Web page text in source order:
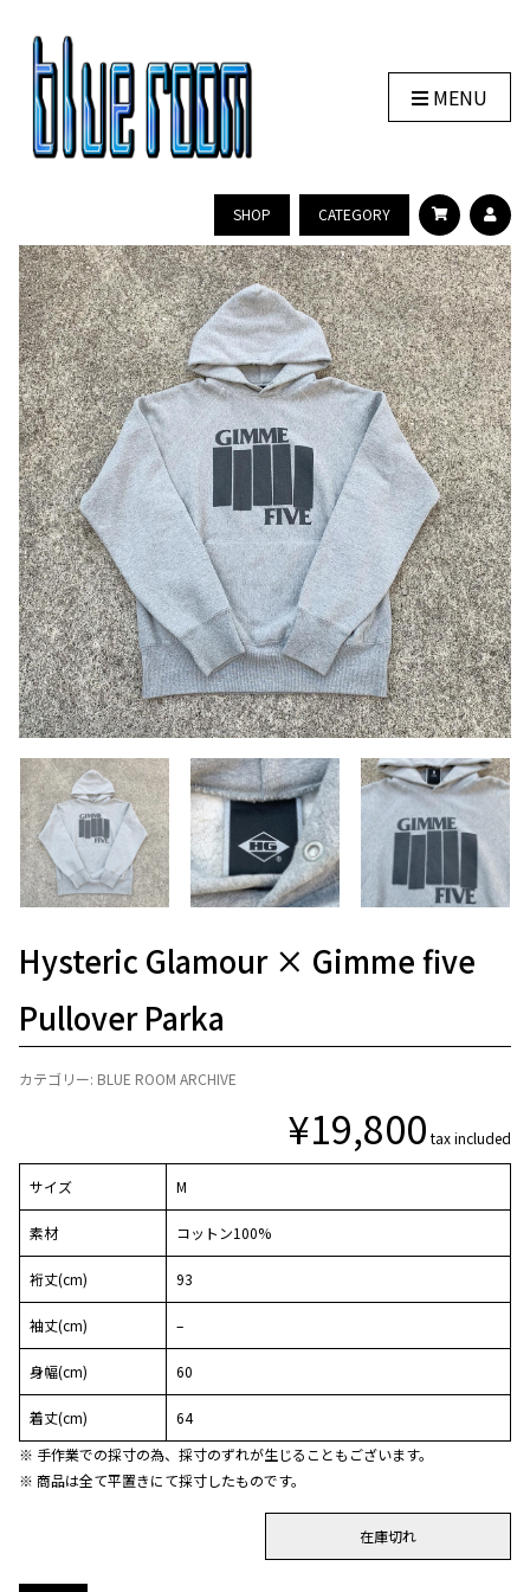
MENU
SHOP CATEGORY
Hysteric Glamour × Gimme five
Pullover Parka
カテゴリー: BLUE ROOM ARCHIVE
¥19,800 tax included
サイズ M
素材 コットン100%
裄丈(cm) 93
袖丈(cm) –
身幅(cm) 60
着丈(cm)
64
※ 手作業での採寸の為、採寸のずれが生じることもございます。
※ 商品は全て平置きにて採寸したものです。
在庫切れ